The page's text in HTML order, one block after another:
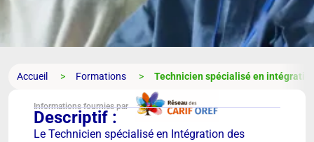
Accueil Formations Technicien spécialisé en
Informations fournies par
Descriptif :
Le Technicien spécialisé en Intégration des